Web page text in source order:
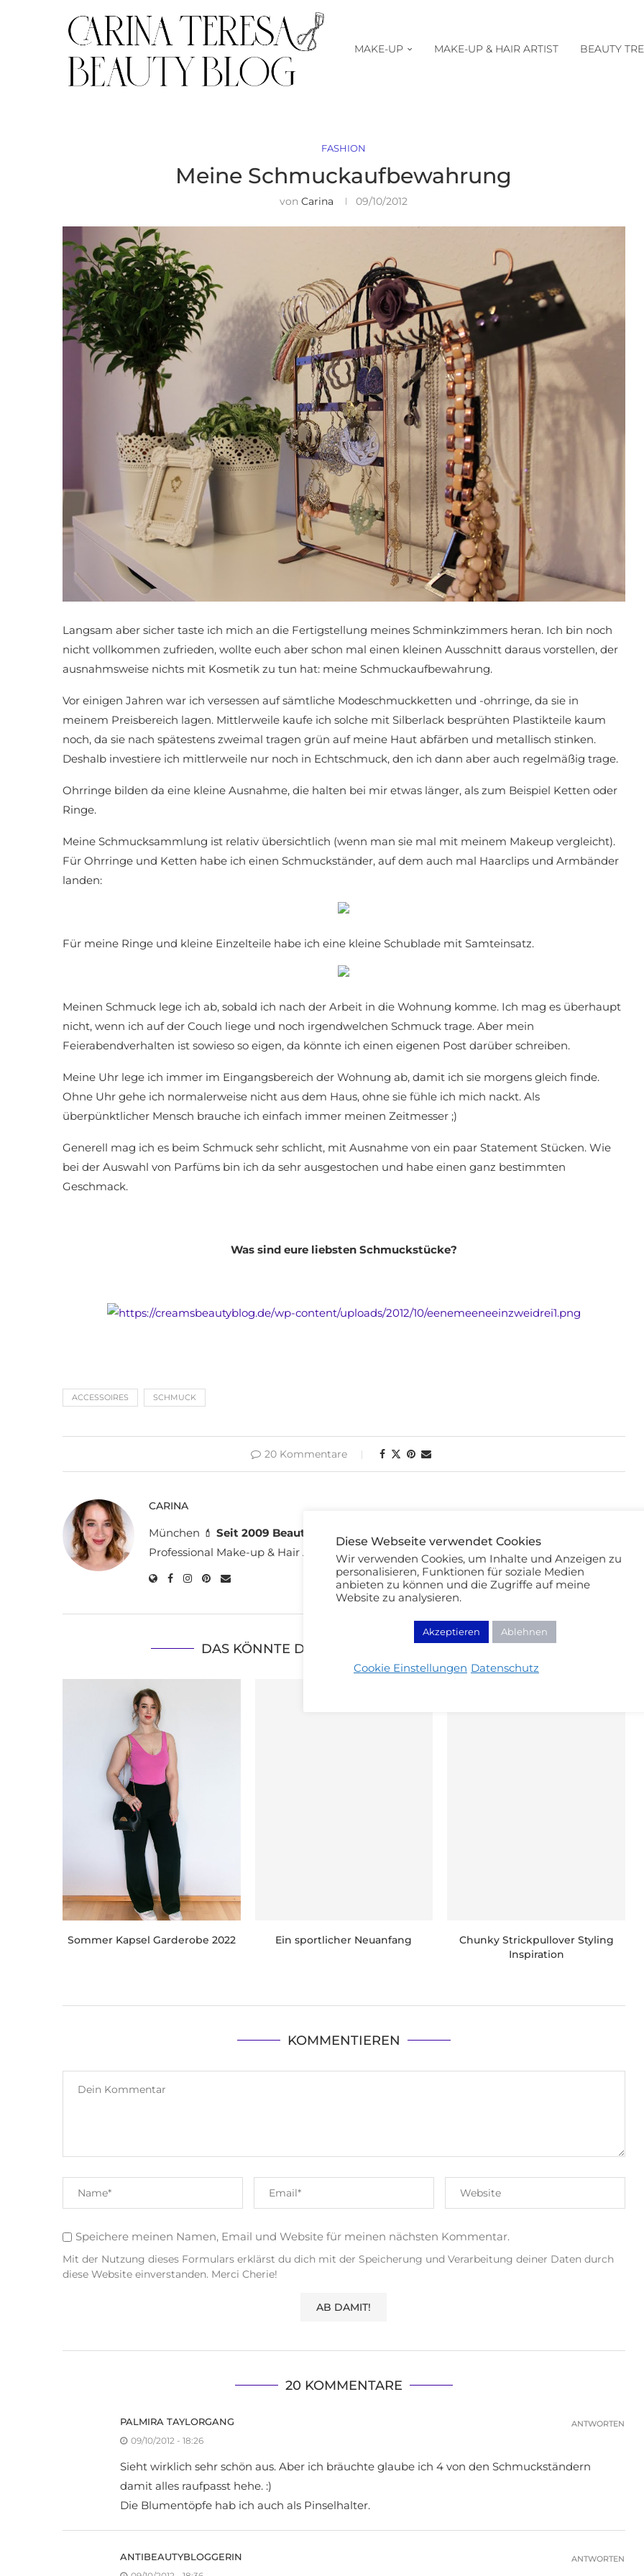
MAKE-UP MAKE-UP & HAIR ARTIST BEAUTY
FASHION
Meine Schmuckaufbewahrung
vonCarina 09/10/2012
Langsam aber sicher taste ich mich an die Fertigstellung meines Schminkzimmers heran. Ich bin noch
nicht vollkommen zufrieden, wollte euch aber schon mal einen kleinen Ausschnitt daraus vorstellen, der
ausnahmsweise nichts mit Kosmetik zu tun hat: meine Schmuckaufbewahrung.
Vor einigen Jahren war ich versessen auf sämtliche Modeschmuckketten und -ohrringe, da sie in
meinem Preisbereich lagen. Mittlerweile kaufe ich solche mit Silberlack besprühten Plastikteile kaum
noch, da sie nach spätestens zweimal tragen grün auf meine Haut abfärben und metallisch stinken.
Deshalb investiere ich mittlerweile nur noch in Echtschmuck, den ich dann aber auch regelmäßig trage.
Ohrringe bilden da eine kleine Ausnahme, die halten bei mir etwas länger, als zum Beispiel Ketten oder
Ringe.
Meine Schmucksammlung ist relativ übersichtlich (wenn man sie mal mit meinem Makeup vergleicht).
Für Ohrringe und Ketten habe ich einen Schmuckständer, auf dem auch mal Haarclips und Armbänder
landen:
Für meine Ringe und kleine Einzelteile habe ich eine kleine Schublade mit Samteinsatz.
Meinen Schmuck lege ich ab, sobald ich nach der Arbeit in die Wohnung komme. Ich mag es überhaupt
nicht, wenn ich auf der Couch liege und noch irgendwelchen Schmuck trage. Aber mein
Feierabendverhalten ist sowieso so eigen, da könnte ich einen eigenen Post darüber schreiben.
Meine Uhr lege ich immer im Eingangsbereich der Wohnung ab, damit ich sie morgens gleich finde.
Ohne Uhr gehe ich normalerweise nicht aus dem Haus, ohne sie fühle ich mich nackt. Als
überpünktlicher Mensch brauche ich einfach immer meinen Zeitmesser ;)
Generell mag ich es beim Schmuck sehr schlicht, mit Ausnahme von ein paar Statement Stücken. Wie
bei der Auswahl von Parfüms bin ich da sehr ausgestochen und habe einen ganz bestimmten
Geschmack.
Was sind eure liebsten Schmuckstücke?
ACCESSOIRES SCHMUCK
20 Kommentare
CARINA
München 💄 Seit 2009 Beauty Bloggerin aus Leidenschaft!
Professional Make-up & Hair Artist - Weltreisende
DAS KÖNNTE DICH AUCH INTERESSIEREN:
Sommer Kapsel Garderobe 2022 Ein sportlicher Neuanfang
Chunky Strickpullover Styling
Inspiration
KOMMENTIEREN
Speichere meinen Namen, Email und Website für meinen nächsten Kommentar.
Mit der Nutzung dieses Formulars erklärst du dich mit der Speicherung und Verarbeitung deiner Daten durch
diese Website einverstanden. Merci Cherie!
20 KOMMENTARE
PALMIRA TAYLORGANG
09/10/2012 - 18:26
Sieht wirklich sehr schön aus. Aber ich bräuchte glaube ich 4 von den Schmuckständern
damit alles raufpasst hehe. :)
Die Blumentöpfe hab ich auch als Pinselhalter.
ANTWORTEN
ANTIBEAUTYBLOGGERIN ANTWORTEN
Diese Webseite verwendet Cookies
Wir verwenden Cookies, um Inhalte und Anzeigen zu
personalisieren, Funktionen für soziale Medien
anbieten zu können und die Zugriffe auf meine
Website zu analysieren.
Akzeptieren Ablehnen
Cookie Einstellungen Datenschutz